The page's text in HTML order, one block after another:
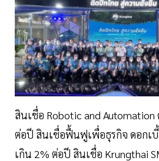
สินเชื่อ Robotic and Automation
ต่อปี สินเชื่อฟื้นฟูเพื่อธุรกิจ ดอกเ
เกิน 2% ต่อปี สินเชื่อ Krungthai